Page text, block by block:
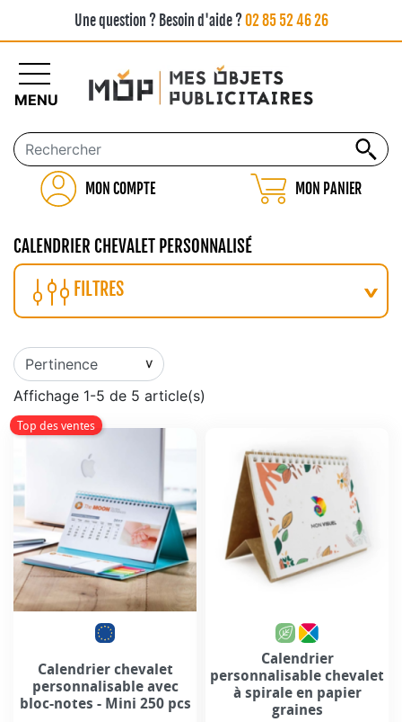
Une question ? Besoin d'aide ?02 85 52 46 26
MON COMPTE MON PANIER
MENU
CALENDRIER CHEVALET PERSONNALISÉ
FILTRES
Affichage 1-5 de 5 article(s)
Top des ventes
Calendrier chevalet
personnalisable avec
bloc-notes - Mini 250 pcs
Calendrier
personnalisable chevalet
à spirale en papier
graines